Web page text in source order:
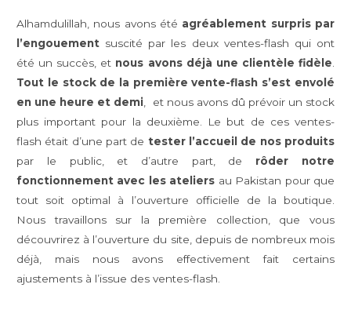
Alhamdulillah, nous avons été agréablement surpris par
l’engouement suscité par les deux ventes-flash qui ont
été un succès, et nous avons déjà une clientèle fidèle
Tout le stock de la première vente-flash s’est envolé
en une heure et demi , et nous avons dû prévoir un stock
plus important pour la deuxième. Le but de ces ventes-
flash était d’une part de tester l’accueil de nos produits
par le public, et d’autre part, de rôder notre
fonctionnement avec les ateliers au Pakistan pour que
tout soit optimal à l’ouverture officielle de la boutique.
Nous travaillons sur la première collection, que vous
découvrirez à l’ouverture du site, depuis de nombreux mois
déjà, mais nous avons effectivement fait certains
ajustements à l’issue des ventes-flash.